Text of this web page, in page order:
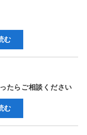
む
たらご相談ください
む